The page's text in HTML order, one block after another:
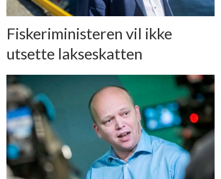
Fiskeriministeren vil ikke
utsette lakseskatten